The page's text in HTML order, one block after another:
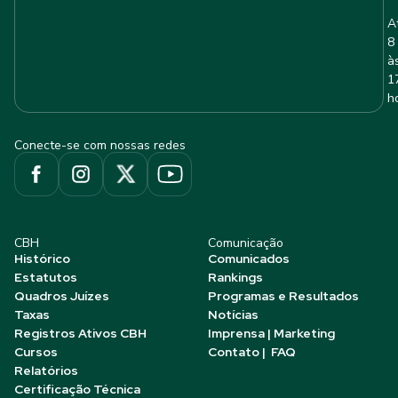
8
Conecte-se com nossas redes
CBH
Histórico
Estatutos
Quadros Juízes
Taxas
Registros Ativos CBH
Cursos
Relatórios
Certificação Técnica
Comunicação
Comunicados
Rankings
Programas e Resultados
Notícias
Imprensa | Marketing
Contato | FAQ